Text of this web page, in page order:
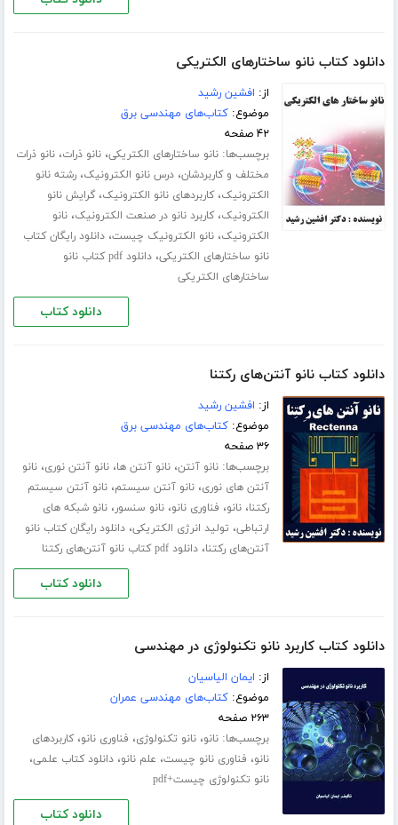
دانلود کتاب نانو ساختارهای الکتریکی
از: افشین رشید
موضوع:کتاب‌های مهندسی برق
۴۲ صفحه
برچسب‌ها:نانو ساختارهای الکتریکی،نانو ذرات،نانو ذرات
مختلف و کاربردشان،درس نانو الکترونیک،رشته نانو
الکترونیک،کاربردهای نانو الکترونیک،گرایش نانو
الکترونیک،کاربرد نانو در صنعت الکترونیک،نانو
الکترونیک،نانو الکترونیک چیست،دانلود رایگان کتاب
نانو ساختارهای الکتریکی،
دانلود pdf کتاب نانو
ساختارهای الکتریکی
دانلود کتاب
دانلود کتاب نانو آنتن‌های رکتنا
از: افشین رشید
موضوع:کتاب‌های مهندسی برق
۳۶ صفحه
برچسب‌ها:نانو آنتن،نانو آنتن ها،نانو آنتن نوری،نانو
آنتن های نوری،نانو آنتن سیستم،نانو آنتن سیستم
رکتنا،نانو، فناوری نانو،نانو سنسور،نانو شبکه های
ارتباطی، تولید انرژی الکتریکی،دانلود رایگان کتاب نانو
آنتن‌های رکتنا،دانلود pdf کتاب نانو آنتن‌های رکتنا
دانلود کتاب
دانلود کتاب کاربرد نانو تکنولوژی در مهندسی
از: ایمان الیاسیان
موضوع:کتاب‌های مهندسی عمران
۲۶۳ صفحه
برچسب‌ها:نانو،نانو تکنولوژی، فناوری نانو،کاربردهای
نانو، فناوری نانو چیست، علم نانو،دانلود کتاب علمی،
نانو تکنولوژی چیست+pdf
دانلود کتاب